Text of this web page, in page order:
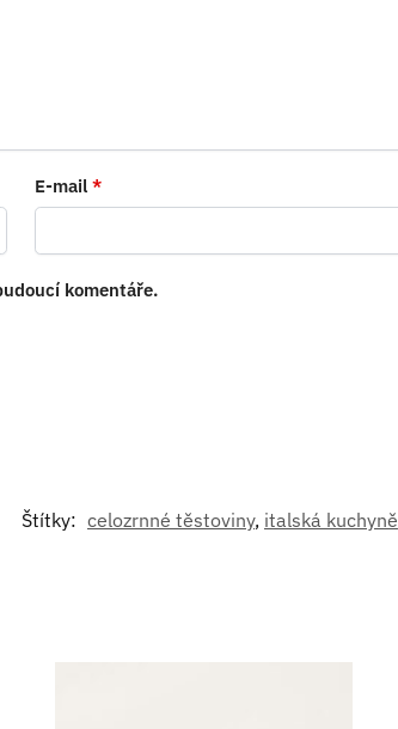
E-mail*
komentáře.
Štítky: celozrnné těstoviny, italská kuchyně